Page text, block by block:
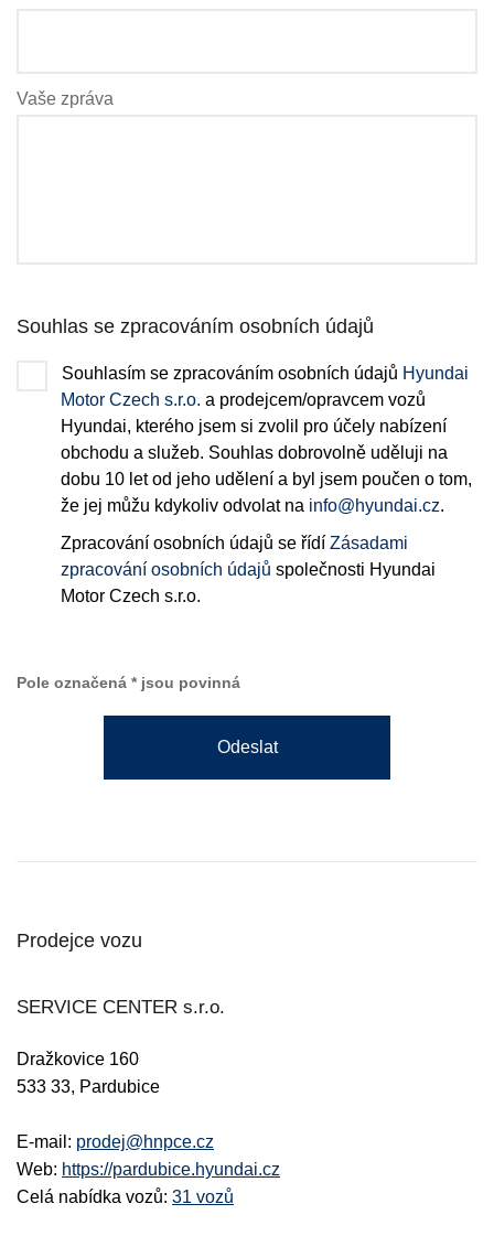
Vaše zpráva
Souhlas se zpracováním osobních údajů
Souhlasím se zpracováním osobních údajů Hyundai
Motor Czech s.r.o. a prodejcem/opravcem vozů
Hyundai, kterého jsem si zvolil pro účely nabízení
obchodu a služeb. Souhlas dobrovolně uděluji na
dobu 10 let od jeho udělení a byl jsem poučen o tom,
že jej můžu kdykoliv odvolat na info@hyundai.cz.
Zpracování osobních údajů se řídí Zásadami
zpracování osobních údajů společnosti Hyundai
Motor Czech s.r.o.
Pole označená * jsou povinná
Odeslat
Prodejce vozu
SERVICE CENTER s.r.o.
Dražkovice 160
533 33, Pardubice
E-mail: prodej@hnpce.cz
Web: https://pardubice.hyundai.cz
Celá nabídka vozů: 31 vozů